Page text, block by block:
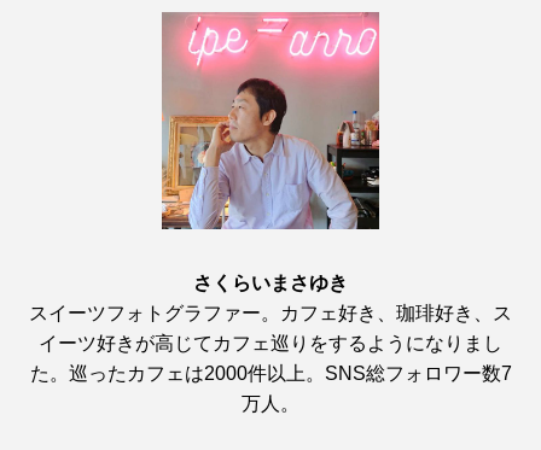
さくらいまさゆき
スイーツフォトグラファー。カフェ好き、珈琲好き、ス
イーツ好きが高じてカフェ巡りをするようになりまし
た。巡ったカフェは2000件以上。SNS総フォロワー数7
万人。